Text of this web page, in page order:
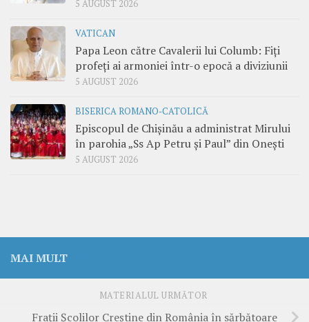
5 AUGUST 2026
VATICAN
Papa Leon către Cavalerii lui Columb: Fiți
profeți ai armoniei într-o epocă a diviziunii
5 AUGUST 2026
BISERICA ROMANO-CATOLICĂ
Episcopul de Chișinău a administrat Mirului
în parohia „Ss Ap Petru și Paul” din Onești
5 AUGUST 2026
MAI MULT
MATERIALUL URMĂTOR
Fraţii Şcolilor Creştine din România în sărbătoare